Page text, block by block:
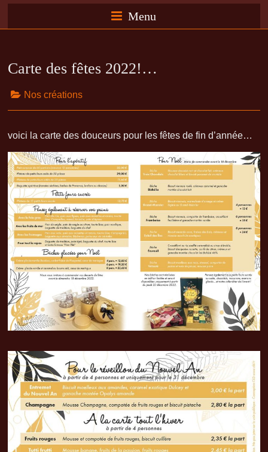
Menu
Carte des fêtes 2022!…
Nos créations
voici la carte des douceurs pour les fêtes de fin d’année…